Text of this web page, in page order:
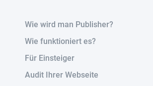
Wie wird man Publisher?
Wie funktioniert es?
Für Einsteiger
Audit Ihrer Webseite